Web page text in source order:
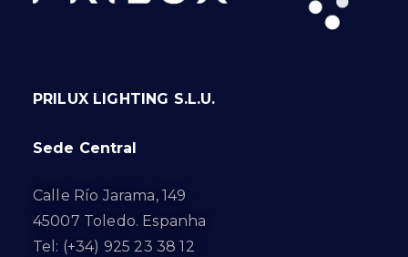
PRILUX LIGHTING S.L.U.
Sede Central
Calle Río Jarama, 149
45007 Toledo. Espanha
Tel: (+34) 925 23 38 12